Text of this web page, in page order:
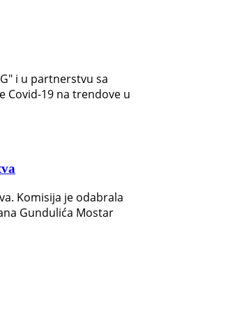
i u partnerstvu sa
Covid-19 na trendove u
Komisija je odabrala
Gundulića Mostar